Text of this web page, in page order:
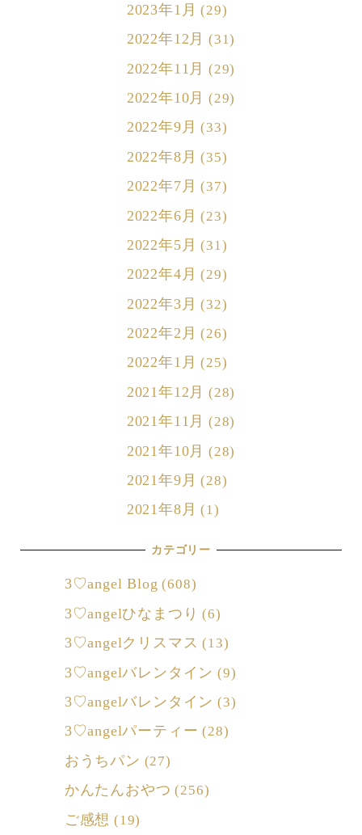
2023年1月 (29)
2022年12月 (31)
2022年11月 (29)
2022年10月 (29)
2022年9月 (33)
2022年8月 (35)
2022年7月 (37)
2022年6月 (23)
2022年5月 (31)
2022年4月 (29)
2022年3月 (32)
2022年2月 (26)
2022年1月 (25)
2021年12月 (28)
2021年11月 (28)
2021年10月 (28)
2021年9月 (28)
2021年8月 (1)
カテゴリー
3♡angel Blog (608)
3♡angelひなまつり (6)
3♡angelクリスマス (13)
3♡angelバレンタイン (9)
3♡angelバレンタイン (3)
3♡angelパーティー (28)
おうちパン (27)
かんたんおやつ (256)
ご感想 (19)